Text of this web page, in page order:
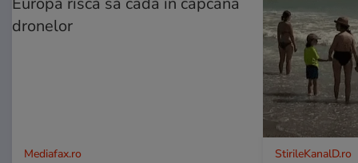
Mediafax.ro StirileKanalD.ro